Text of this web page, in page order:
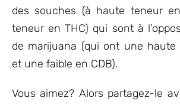
des souches (à haute teneur
teneur en THC) qui sont à
de marijuana (qui ont une haute
et une faible en CDB).
Vous aimez? Alors partagez-le